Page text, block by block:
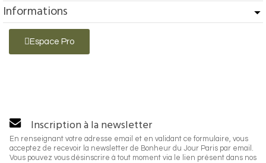
Informations
Espace Pro
Inscription à la newsletter
En renseignant votre adresse email et en validant ce formulaire, vous
acceptez de recevoir la newsletter de Bonheur du Jour Paris par email.
Vous pouvez vous désinscrire à tout moment via le lien présent dans nos